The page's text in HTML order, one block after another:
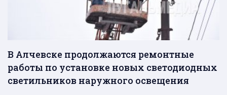
В Алчевске продолжаются ремонтные
работы по установке новых светодиодных
светильников наружного освещения